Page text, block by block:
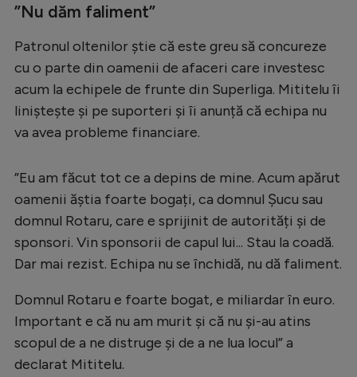
Creează cont
”Nu dăm faliment”
Patronul oltenilor știe că este greu să concureze
cu o parte din oamenii de afaceri care investesc
acum la echipele de frunte din Superliga. Mititelu îi
liniștește și pe suporteri și îi anunță că echipa nu
va avea probleme financiare.
”Eu am făcut tot ce a depins de mine. Acum apărut
oamenii ăștia foarte bogați, ca domnul Șucu sau
domnul Rotaru, care e sprijinit de autorități și de
sponsori. Vin sponsorii de capul lui... Stau la coadă.
Dar mai rezist. Echipa nu se închidă, nu dă faliment.
Domnul Rotaru e foarte bogat, e miliardar în euro.
Important e că nu am murit și că nu și-au atins
scopul de a ne distruge și de a ne lua locul” a
declarat Mititelu.